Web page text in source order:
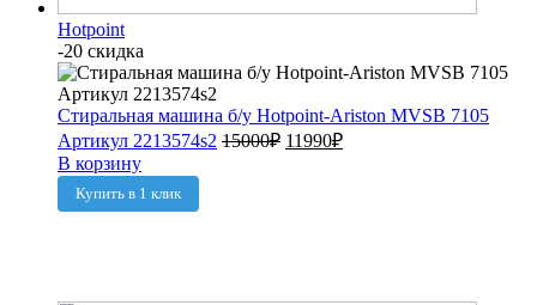
Hotpoint
-20 скидка
Стиральная машина б/у Hotpoint-Ariston MVSB 7105
Артикул 2213574s2 15000₽ 11990₽
В корзину
Купить в 1 клик